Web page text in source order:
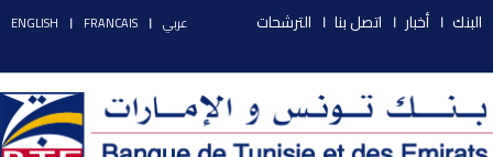
البنك أخبار اتصل بنا الترشحات ENGLISH FRANCAIS عربي